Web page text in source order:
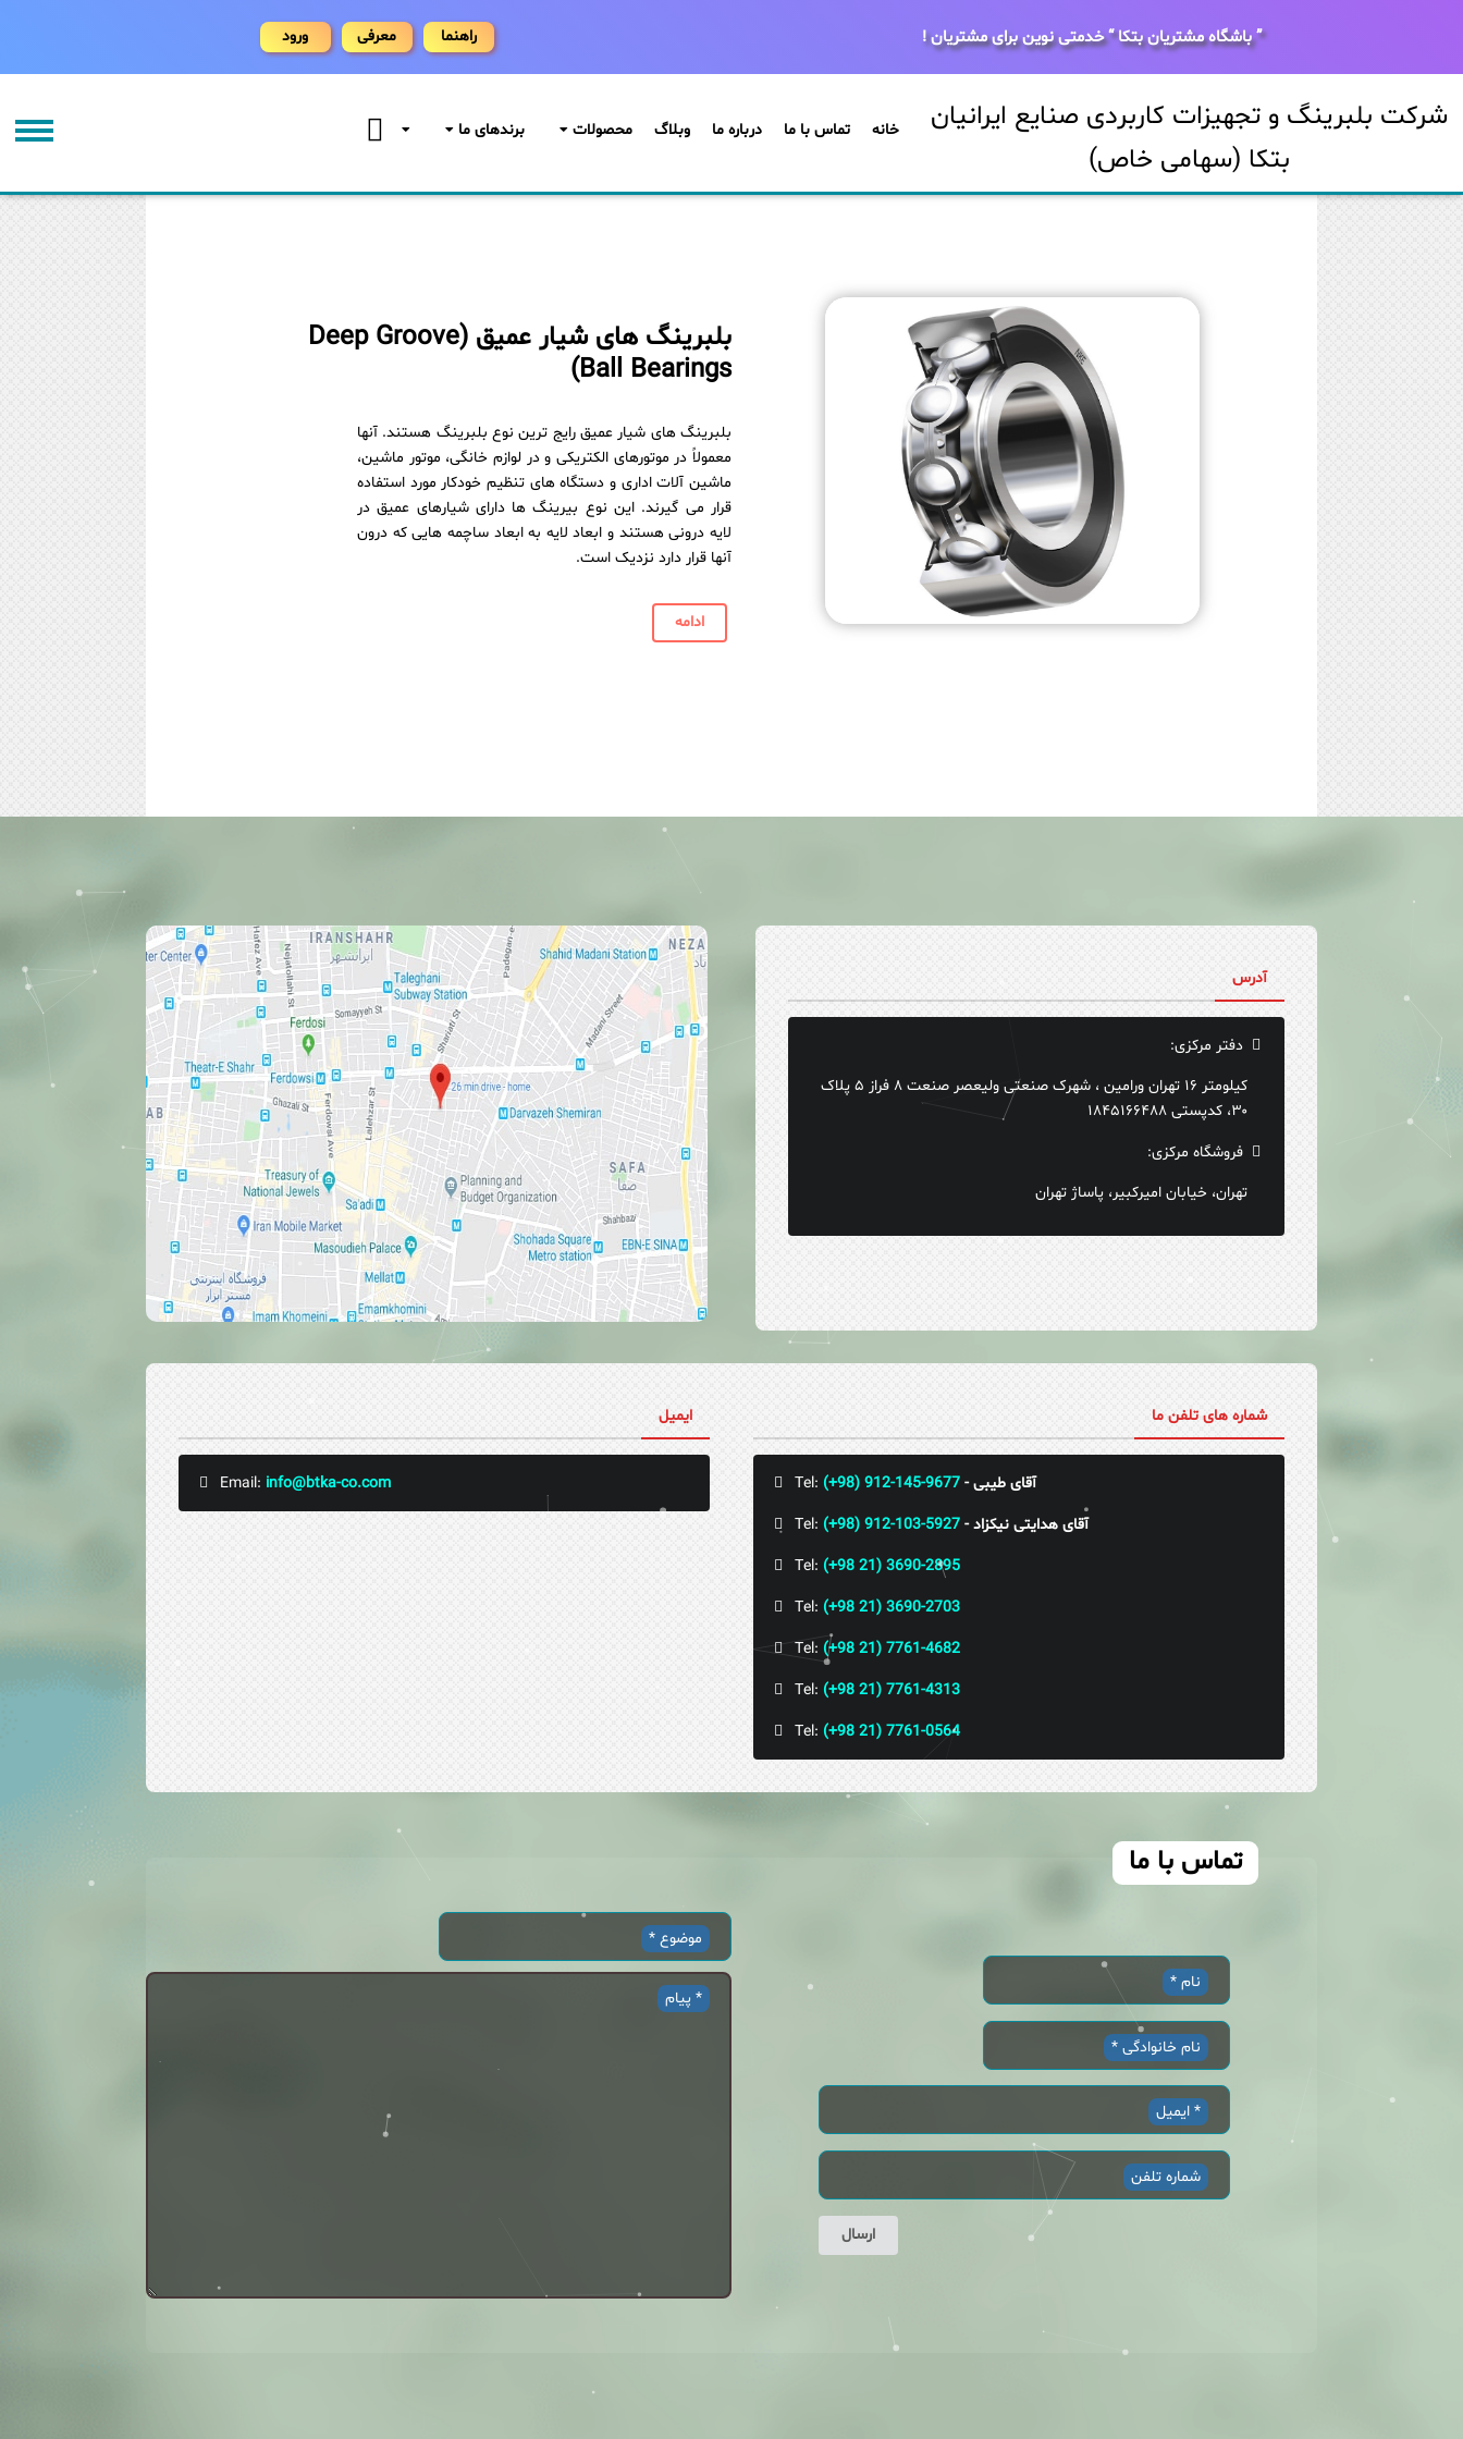
” باشگاه مشتریان بتکا “ خدمتی نوین برای مشتریان ! ورود معرفی راهنما
خانه تماس با ما درباره ما وبلاگ محصولات برندهای ما
شرکت بلبرینگ و تجهیزات کاربردی صنایع ایرانیان
بتکا (سهامی خاص)
بلبرینگ های شیار عمیق (Deep Groove
Ball Bearings)
بلبرینگ های شیار عمیق رایج ترین نوع بلبرینگ هستند. آنها
معمولاً در موتورهای الکتریکی و در لوازم خانگی، موتور ماشین،
ماشین آلات اداری و دستگاه های تنظیم خودکار مورد استفاده
قرار می گیرند. این نوع بیرینگ ها دارای شیارهای عمیق در
لایه درونی هستند و ابعاد لایه به ابعاد ساچمه هایی که درون
آنها قرار دارد نزدیک است.
ادامه
آدرس
دفتر مرکزی:
کیلومتر ۱۶ تهران ورامین ، شهرک صنعتی ولیعصر صنعت ۸ فراز ۵ پلاک
۳۰، کدپستی ۱۸۴۵۱۶۶۴۸۸
فروشگاه مرکزی:
تهران، خیابان امیرکبیر، پاساژ تهران
شماره های تلفن ما
Tel: (+98) 912-145-9677
- آقای طیبی
Tel: (+98) 912-103-5927
- آقای هدایتی نیکزاد
Tel: (+98 21) 3690-2895
Tel: (+98 21) 3690-2703
Tel: (+98 21) 7761-4682
Tel: (+98 21) 7761-4313
Tel: (+98 21) 7761-0564
ایمیل
Email: info@btka-co.com
تماس با ما
موضوع *
پیام *
نام *
نام خانوادگی *
ایمیل *
شماره تلفن
ارسال